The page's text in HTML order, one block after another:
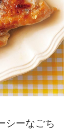
シーなごち